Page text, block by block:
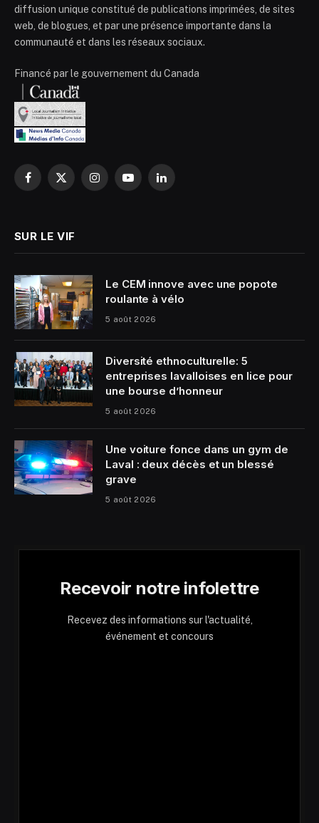
diffusion unique constitué de publications imprimées, de sites
web, de blogues, et par une présence importante dans la
communauté et dans les réseaux sociaux.
Financé par le gouvernement du Canada
Facebook
X
InstagramYouTubeLinkedIn
SUR LE VIF
Le CEM innove avec une popote
roulante à vélo
5 août 2026
Diversité ethnoculturelle: 5
entreprises lavalloises en lice pour
une bourse d’honneur
5 août 2026
Une voiture fonce dans un gym de
Laval : deux décès et un blessé
grave
5 août 2026
Recevoir notre infolettre
Recevez des informations sur l'actualité,
événement et concours